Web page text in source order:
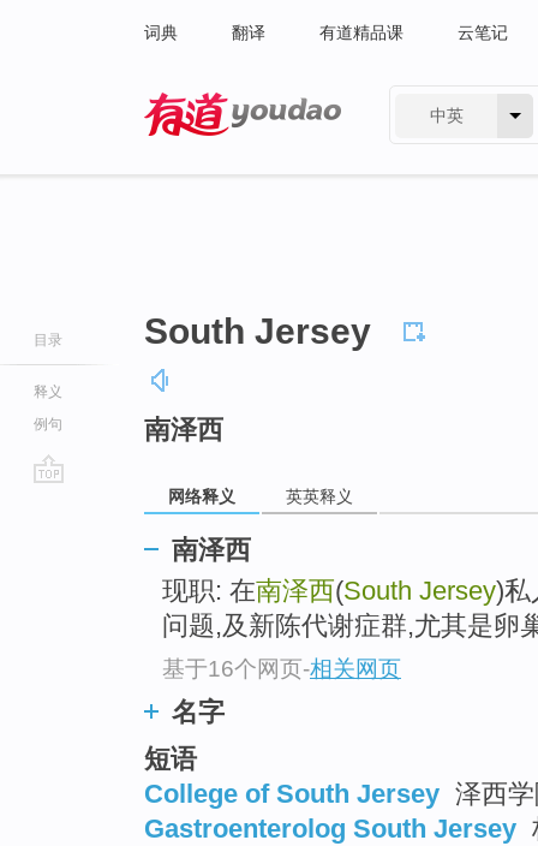
词典 翻译 有道精品课 云笔记
中英
目录
释义
例句
South Jersey
南泽西
网络释义 英英释义
南泽西
现职: 在南泽西(South Jersey)私
问题,及新陈代谢症群,尤其是卵
基于16个网页-相关网页
名字
短语
College of South Jersey 泽西
Gastroenterolog South Jersey